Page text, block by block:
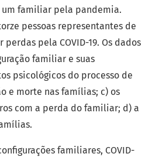
familiar pela pandemia.
pessoas representantes de
pela COVID-19. Os dados
familiar e suas
psicológicos do processo de
e morte nas famílias; c) os
com a perda do familiar; d) a
familiares, COVID-